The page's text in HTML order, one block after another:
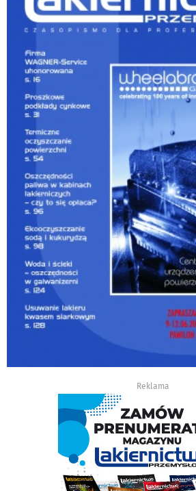
Reklama